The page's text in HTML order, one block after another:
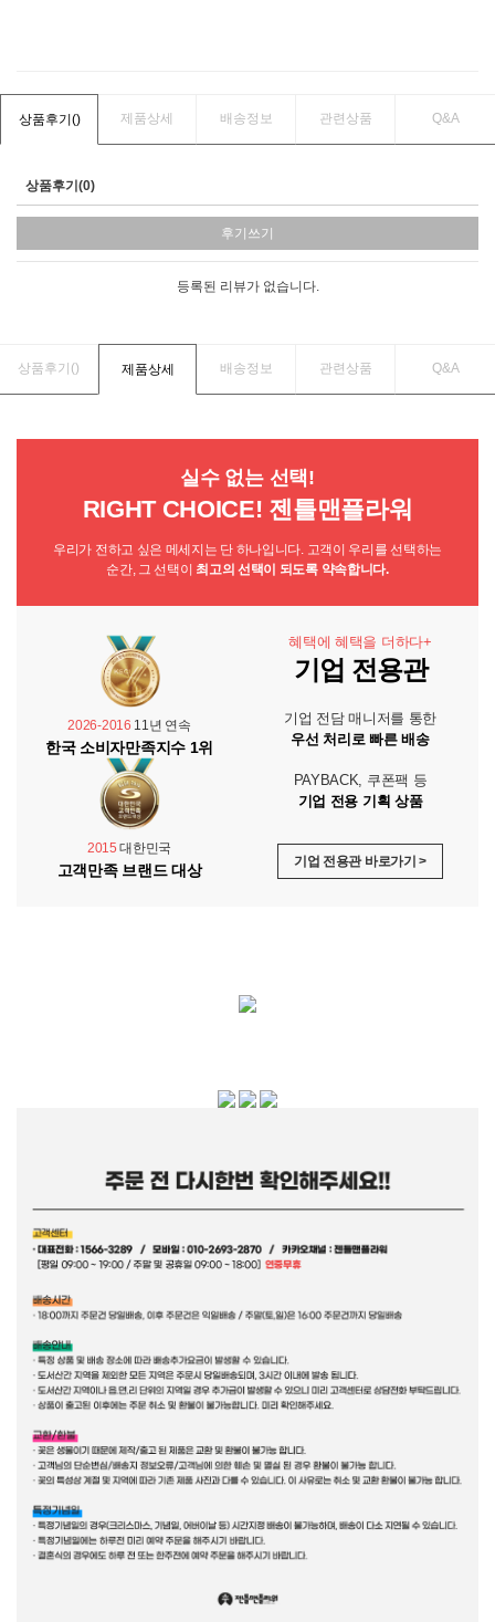
상품후기() 제품상세 배송정보 관련상품 Q&A
상품후기(0)
후기쓰기
등록된 리뷰가 없습니다.
상품후기() 제품상세 배송정보 관련상품 Q&A
실수 없는 선택!
RIGHT CHOICE! 젠틀맨플라워
우리가 전하고 싶은 메세지는 단 하나입니다. 고객이 우리를 선택하는
순간, 그 선택이 최고의 선택이 되도록 약속합니다.
2026-2016 11년 연속
한국 소비자만족지수 1위
2015 대한민국
고객만족 브랜드 대상
혜택에 혜택을 더하다+
기업 전용관
기업 전담 매니저를 통한
우선 처리로 빠른 배송
PAYBACK, 쿠폰팩 등
기업 전용 기획 상품
기업 전용관 바로가기 >